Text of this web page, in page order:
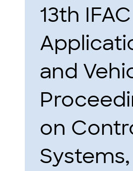
13th
and
on